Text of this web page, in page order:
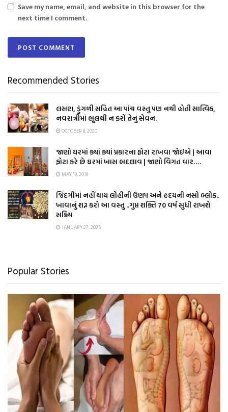
Save my name, email, and website in this browser for the
next time I comment.
Recommended Stories
લસણ, ડુંગળી સહિત આ પાંચ વસ્તુ પણ નથી હોતી સાત્વિક,
નવરાત્રીમાં ભૂલથી ન કરો તેનું સેવન.
OCTOBER 8, 2020
જાણો ઘરમાં ક્યાં ક્યાં પ્રકારના ફોટા રાખવા જોઈએ | આવા
ફોટા કરે છે ઘરમાં ખાસ બદલાવ | જાણો વિગત વાર….
MAY 19, 2019
જિંદગીમાં નહીં થાય લોહીની ઉણપ અને હૃદયની નસો બ્લોક..
ખાવાનું શરૂ કરો આ વસ્તુ ..ગુપ્ત શક્તિ 70 વર્ષ સુધી રાખશે
સક્રિય
JANUARY 27, 2025
Popular Stories